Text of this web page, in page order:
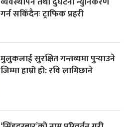
गर्न सकिँदैनः ट्राफिक प्रहरी
मुलुकलाई सुरक्षित गन्तव्यमा पुर्‍याउने
जिम्मा हाम्रो हो: रवि लामिछाने